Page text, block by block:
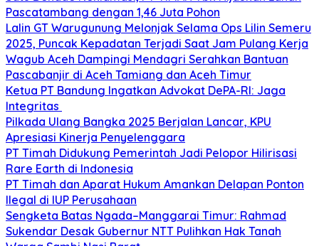
Pascatambang dengan 1,46 Juta Pohon
Lalin GT Warugunung Melonjak Selama Ops Lilin Semeru
2025, Puncak Kepadatan Terjadi Saat Jam Pulang Kerja
Wagub Aceh Dampingi Mendagri Serahkan Bantuan
Pascabanjir di Aceh Tamiang dan Aceh Timur
Ketua PT Bandung Ingatkan Advokat DePA-RI: Jaga
Integritas
Pilkada Ulang Bangka 2025 Berjalan Lancar, KPU
Apresiasi Kinerja Penyelenggara
PT Timah Didukung Pemerintah Jadi Pelopor Hilirisasi
Rare Earth di Indonesia
PT Timah dan Aparat Hukum Amankan Delapan Ponton
Ilegal di IUP Perusahaan
Sengketa Batas Ngada–Manggarai Timur: Rahmad
Sukendar Desak Gubernur NTT Pulihkan Hak Tanah